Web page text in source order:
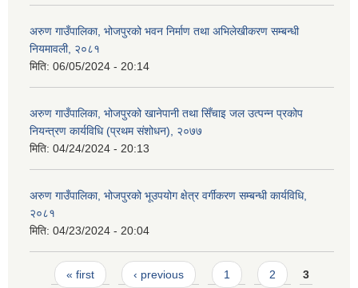
अरुण गाउँपालिका, भोजपुरको भवन निर्माण तथा अभिलेखीकरण सम्बन्धी
नियमावली, २०८१
मिति: 06/05/2024 - 20:14
अरुण गाउँपालिका, भोजपुरको खानेपानी तथा सिँचाइ जल उत्पन्न प्रकोप
नियन्त्रण कार्यविधि (प्रथम संशोधन), २०७७
मिति: 04/24/2024 - 20:13
अरुण गाउँपालिका, भोजपुरको भूउपयोग क्षेत्र वर्गीकरण सम्बन्धी कार्यविधि,
२०८१
मिति: 04/23/2024 - 20:04
Pages
« first ‹ previous 1 2 3